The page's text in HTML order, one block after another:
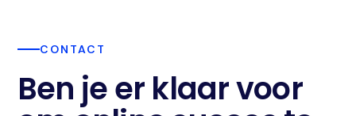
CONTACT
Ben je er klaar voor